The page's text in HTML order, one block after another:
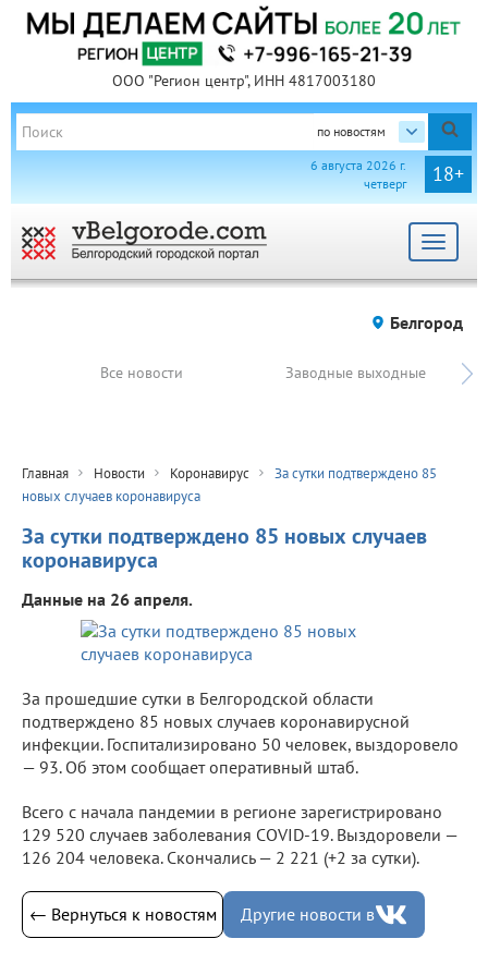
ООО "Регион центр", ИНН 4817003180
по новостям
18+
6 августа 2026 г.
четверг
Toggle
Белгород
Все новости Заводные выходные
Главная Новости Коронавирус
За сутки подтверждено 85
новых случаев коронавируса
За сутки подтверждено 85 новых случаев
коронавируса
Данные на 26 апреля.
За прошедшие сутки в Белгородской области
подтверждено 85 новых случаев коронавирусной
инфекции. Госпитализировано 50 человек, выздоровело
— 93. Об этом сообщает оперативный штаб.
Всего с начала пандемии в регионе зарегистрировано
129 520 случаев заболевания COVID-19. Выздоровели —
126 204 человека. Скончались — 2 221 (+2 за сутки).
← Вернуться к новостям Другие новости в